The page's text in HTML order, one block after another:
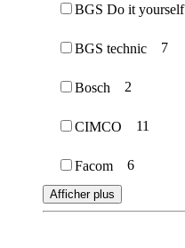
BGS Do it yourself
BGS technic 7
Bosch 2
CIMCO 11
Facom 6
Afficher plus